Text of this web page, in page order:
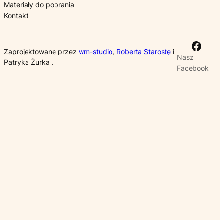
Materiały do pobrania
Kontakt
Zaprojektowane przez wm-studio, Roberta Starostę i
Patryka Żurka .
Nasz
Facebook